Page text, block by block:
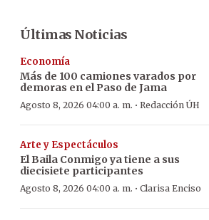
Últimas Noticias
Economía
Más de 100 camiones varados por
demoras en el Paso de Jama
Agosto 8, 2026 04:00 a. m. · Redacción ÚH
Arte y Espectáculos
El Baila Conmigo ya tiene a sus
diecisiete participantes
Agosto 8, 2026 04:00 a. m. · Clarisa Enciso